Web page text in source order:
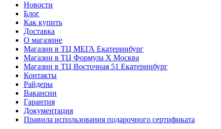
Новости
Блог
Как купить
Доставка
О магазине
Магазин в ТЦ МЕГА Екатеринбург
Магазин в ТЦ Формула X Москва
Магазин в ТЦ Восточная 51 Екатеринбург
Контакты
Райдеры
Вакансии
Гарантия
Документация
Правила использования подарочного сертификата